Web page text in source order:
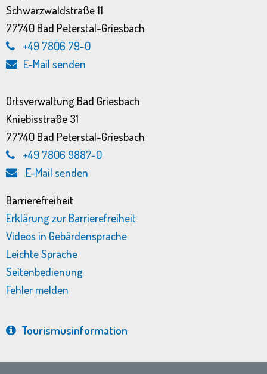
Schwarzwaldstraße 11
77740 Bad Peterstal-Griesbach
+49 7806 79-0
E-Mail senden
Ortsverwaltung Bad Griesbach
Kniebisstraße 31
77740 Bad Peterstal-Griesbach
+49 7806 9887-0
E-Mail senden
Barrierefreiheit
Erklärung zur Barrierefreiheit
Videos in Gebärdensprache
Leichte Sprache
Seitenbedienung
Fehler melden
Tourismus­information